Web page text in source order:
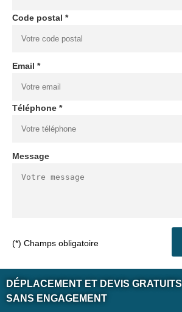
Code postal *
Email *
Téléphone *
Message
(*) Champs obligatoire
DÉPLACEMENT ET DEVIS GRATUITS
SANS ENGAGEMENT